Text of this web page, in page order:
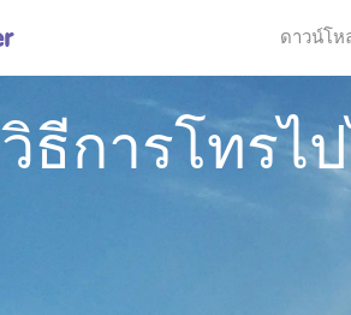
ดาวน์โห
วิธีการโทรไ